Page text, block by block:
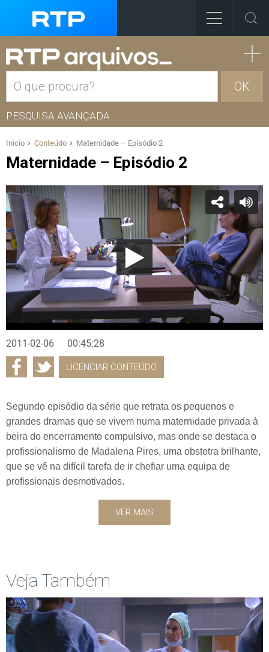
OK
PESQUISA AVANÇADA
Início Conteúdo Maternidade – Episódio 2
Maternidade – Episódio 2
2011-02-06 00:45:28
LICENCIAR CONTEÚDO
Segundo episódio da série que retrata os pequenos e
grandes dramas que se vivem numa maternidade privada à
beira do encerramento compulsivo, mas onde se destaca o
profissionalismo de Madalena Pires, uma obstetra brilhante,
que se vê na difícil tarefa de ir chefiar uma equipa de
profissionais desmotivados.
VER MAIS
Veja Também